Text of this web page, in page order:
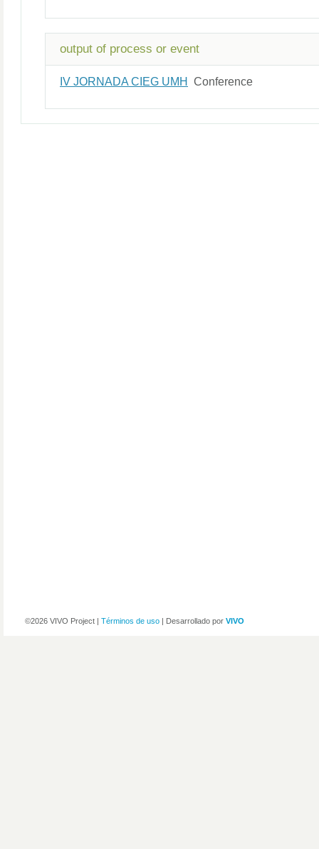
output of process or event
IV JORNADA CIEG UMH Conference
©2026 VIVO Project | Términos de uso | Desarrollado por VIVO